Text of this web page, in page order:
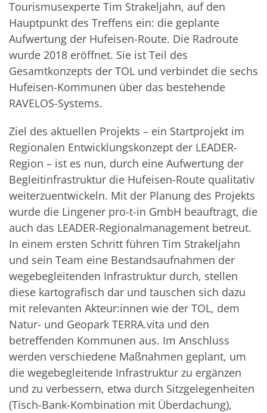
Tourismusexperte Tim Strakeljahn, auf den
Hauptpunkt des Treffens ein: die geplante
Aufwertung der Hufeisen-Route. Die Radroute
wurde 2018 eröffnet. Sie ist Teil des
Gesamtkonzepts der TOL und verbindet die sechs
Hufeisen-Kommunen über das bestehende
RAVELOS-Systems.
Ziel des aktuellen Projekts – ein Startprojekt im
Regionalen Entwicklungskonzept der LEADER-
Region – ist es nun, durch eine Aufwertung der
Begleitinfrastruktur die Hufeisen-Route qualitativ
weiterzuentwickeln. Mit der Planung des Projekts
wurde die Lingener pro-t-in GmbH beauftragt, die
auch das LEADER-Regionalmanagement betreut.
In einem ersten Schritt führen Tim Strakeljahn
und sein Team eine Bestandsaufnahmen der
wegebegleitenden Infrastruktur durch, stellen
diese kartografisch dar und tauschen sich dazu
mit relevanten Akteur:innen wie der TOL, dem
Natur- und Geopark TERRA.vita und den
betreffenden Kommunen aus. Im Anschluss
werden verschiedene Maßnahmen geplant, um
die wegebegleitende Infrastruktur zu ergänzen
und zu verbessern, etwa durch Sitzgelegenheiten
(Tisch-Bank-Kombination mit Überdachung),